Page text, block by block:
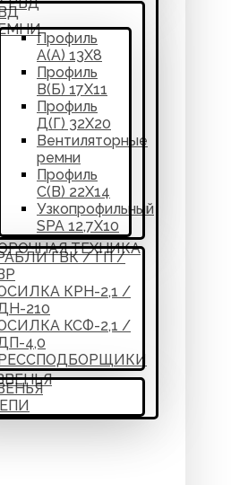
Профиль
А(А) 13Х8
Профиль
В(Б) 17Х11
Профиль
Д(Г) 32Х20
Вентиляторные
ремни
Профиль
С(В) 22Х14
Узкопрофильный
SPA 12,7Х10
ТЕХНИКА
ГВК / ГП /
КРН-2,1 /
210
КСФ-2,1 /
4,0